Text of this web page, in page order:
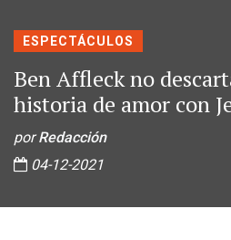
ESPECTÁCULOS
Ben Affleck no
historia de amor con
porRedacción
04-12-2021